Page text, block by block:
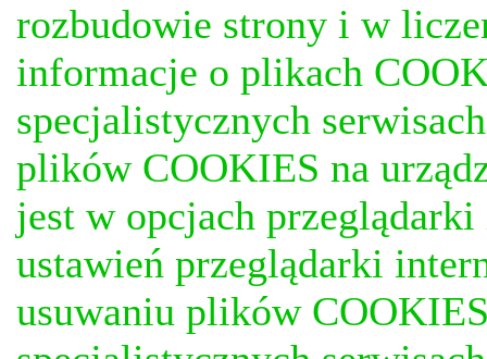
rozbudowie strony i w
informacje o plikach
specjalistycznych
plików COOKIES na
jest w opcjach
ustawień przeglądarki
usuwaniu plików